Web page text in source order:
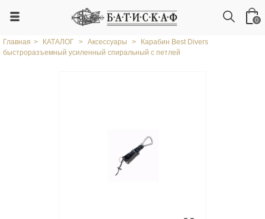
0
Главная > КАТАЛОГ > Аксессуары >
Карабин Best Divers
быстроразъемный усиленный спиральный с петлей